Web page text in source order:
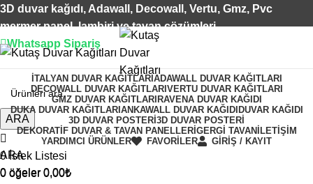
3D duvar kağıdı, Adawall, Decowall, Vertu, Gmz, Pvc
mermer panel, lambiri ve tavan çözümleri
Whatsapp Sipariş
2500 TL üzeri alışverişlerde vade farksız 3 taksit fırsatı!
ARA
0İstek Listesi
0 öğeler 0,00₺
İTALYAN DUVAR KAĞITLARI ADAWALL DUVAR KAĞITLARI
DECOWALL DUVAR KAĞITLARI VERTU DUVAR KAĞITLARI
GMZ DUVAR KAĞITLARI RAVENA DUVAR KAĞIDI
DUKA DUVAR KAĞITLARI ANKAWALL DUVAR KAĞIDI DUVAR KAĞIDI
3D DUVAR POSTERI 3D DUVAR POSTERI
DEKORATIF DUVAR & TAVAN PANELLERI GERGI TAVAN İLETIŞIM
YARDIMCI ÜRÜNLER
FAVORİLER GİRİŞ / KAYIT
ARA
0 öğeler 0,00₺